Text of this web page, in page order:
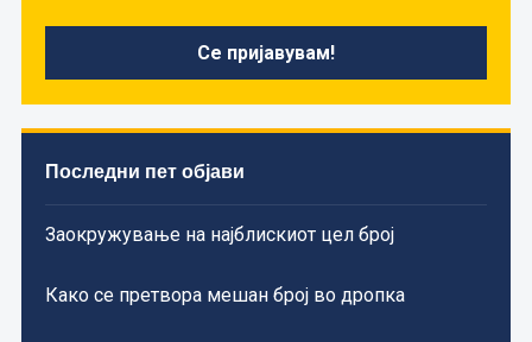
Последни пет објави
Заокружување на најблискиот цел број
Како се претвора мешан број во дропка